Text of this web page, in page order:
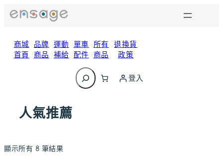
至
商城
首頁
品牌
商品
運動
補給
單車
配件
所有
商品
退換貨
政策
搜
尋
登入
人氣推薦
顯示所有 8 筆結果